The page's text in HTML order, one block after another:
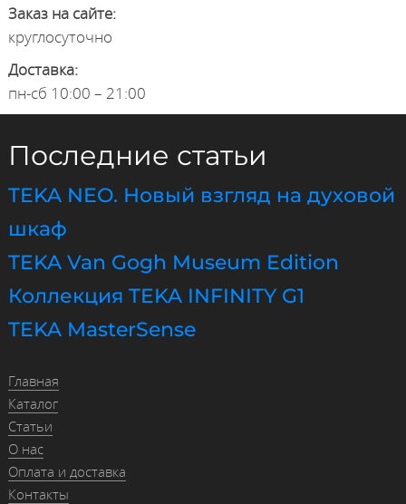
Заказ на сайте:
круглосуточно
Доставка:
пн-сб 10:00 – 21:00
Последние статьи
TEKA NEO. Новый взгляд на духовой
шкаф
TEKA Van Gogh Museum Edition
Коллекция TEKA INFINITY G1
TEKA MasterSense
Главная
Каталог
Статьи
О нас
Оплата и доставка
Контакты